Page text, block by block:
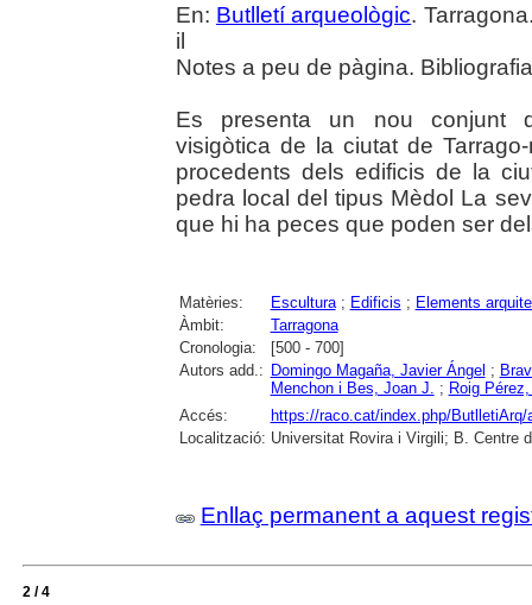
En: Butlletí arqueològic.
il
Notes a peu de pàgina.
Es presenta un nou conjunt
visigòtica de la ciutat de
procedents dels edificis de la
pedra local del tipus Mèdol La
que hi ha peces que poden ser
Matèries: Escultura; Edificis ; Elements
Àmbit:
Tarragona
Cronologia:
[500 - 700]
Autors add.: Domingo Magaña, Javier Ángel ;
Menchon i Bes, Joan J.
; Roig
Accés:
https://raco.cat/index.php/ButlletiArq/
Localització: Universitat Rovira i Virgili; B. Centre
Enllaç permanent a aquest
2 / 4